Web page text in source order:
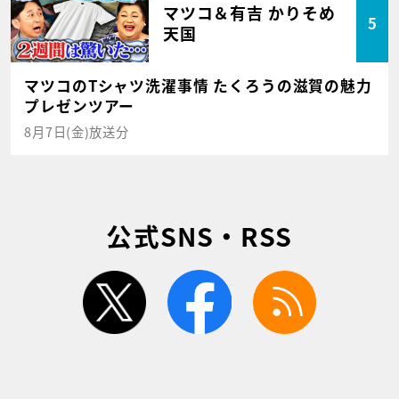
マツコ＆有吉 かりそめ
天国
5
マツコのTシャツ洗濯事情 たくろうの滋賀の魅力
プレゼンツアー
8月7日(金)放送分
公式SNS・RSS
twitter facebook